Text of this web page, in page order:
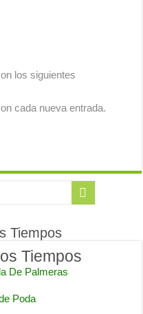
los siguientes
cada nueva entrada.
Tiempos
Tiempos
De Palmeras
Poda